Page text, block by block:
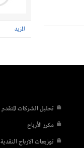
المزيد
تحليل الشركات المتقدم
مكرر الأرباح
توزيعات الارباح النقدية